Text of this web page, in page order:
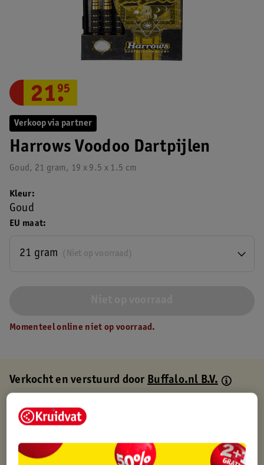
Verkoop via partner
Harrows Voodoo Dartpijlen
Goud, 21 gram, 19 x 9.5 x 1.5 cm
21.
95
EU maat
(Niet op voorraad)
21 gram
Kleur
Goud
Momenteel online niet op voorraad.
Verkocht en verstuurd doorBuffalo.nl B.V.
Gratis thuisbezorgd
Gratis punten met je Kruidvat kaart